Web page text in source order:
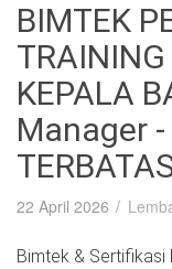
BIMTEK
KEPALA
Manager
22 April 2026
Bimtek & Sertifikasi